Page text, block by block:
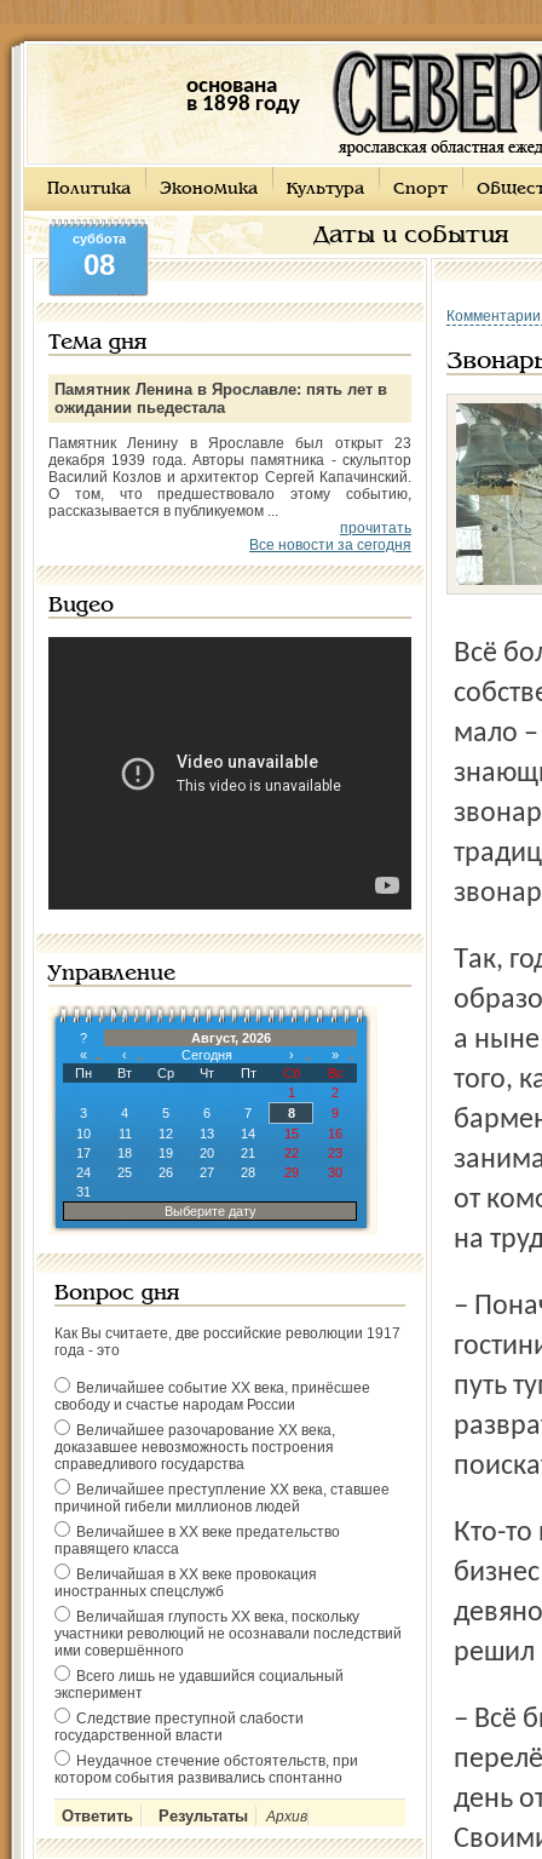
основана
в 1898 году
Политика Экономика Культура Спорт
Даты и события
суббота
08
Тема дня
Памятник Ленина в Ярославле: пять лет в
ожидании пьедестала
Памятник Ленину в Ярославле был открыт 23
декабря 1939 года. Авторы памятника - скульптор
Василий Козлов и архитектор Сергей Капачинский.
О том, что предшествовало этому событию,
рассказывается в публикуемом ...
прочитать
Все новости за сегодня
Видео
Управление
?
Август, 2026
«
‹ Сегодня ›
»
Пн
Вт Ср Чт Пт Сб
Вс
1
2
3
4 5 6 7 8
9
10
11 12 13 14 15
16
17
18 19 20 21 22
23
24
25 26 27 28 29
30
31
Выберите дату
Вопрос дня
Как Вы считаете, две российские революции 1917
года - это
Величайшее событие ХХ века, принёсшее
свободу и счастье народам России
Величайшее разочарование ХХ века,
доказавшее невозможность построения
справедливого государства
Величайшее преступление ХХ века, ставшее
причиной гибели миллионов людей
Величайшее в ХХ веке предательство
правящего класса
Величайшая в ХХ веке провокация
иностранных спецслужб
Величайшая глупость ХХ века, поскольку
участники революций не осознавали последствий
ими совершённого
Всего лишь не удавшийся социальный
эксперимент
Следствие преступной слабости
государственной власти
Неудачное стечение обстоятельств, при
котором события развивались спонтанно
Архив
Всё больше храмов в последнее время обзаводятся
мало
Так, год назад Борисоглебский монастырь удивительным
а
того,
от
на
– Поначалу я хотел сделать карьеру в ресторанно-
путь
Кто-то из знакомых рассказал Сергею, что неплохой
решил
– Всё бы ничего, но почему-то я панически боялся
день